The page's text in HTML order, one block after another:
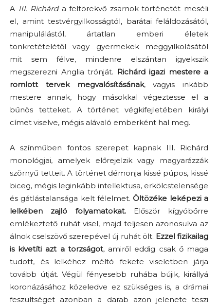
A III. Richárda feltörekvő zsarnok történetét meséli
el, amint testvérgyilkosságtól, barátai feláldozásától,
manipulálástól, ártatlan emberi életek
tönkretételétől vagy gyermekek meggyilkolásától
mit sem félve, mindenre elszántan igyekszik
megszerezni Anglia trónját. Richárd igazi mestere a
romlott tervek megvalósításának, vagyis inkább
mestere annak, hogy másokkal végeztesse el a
bűnös tetteket. A történet végkifejletében királyi
címet viselve, mégis alávaló emberként hal meg.
A színműben fontos szerepet kapnak III. Richárd
monológjai, amelyek előrejelzik vagy magyarázzák
szörnyű tetteit. A történet démonja kissé púpos, kissé
biceg, mégis leginkább intellektusa, erkölcstelensége
és gátlástalansága kelt félelmet. Öltözéke leképezi a
lelkében zajló folyamatokat.Először kígyóbőrre
emlékeztető ruhát visel, majd teljesen azonosulva az
álnok cselszövő szerepével új ruhát ölt. Ezzel fizikailag
is kivetíti azt a torzságot, amiről eddig csak ő maga
tudott, és lelkéhez méltó fekete viseletben járja
tovább útját. Végül fényesebb ruhába bújik, királlyá
koronázásához közeledve ez szükséges is, a drámai
feszültséget azonban a darab azon jelenete teszi